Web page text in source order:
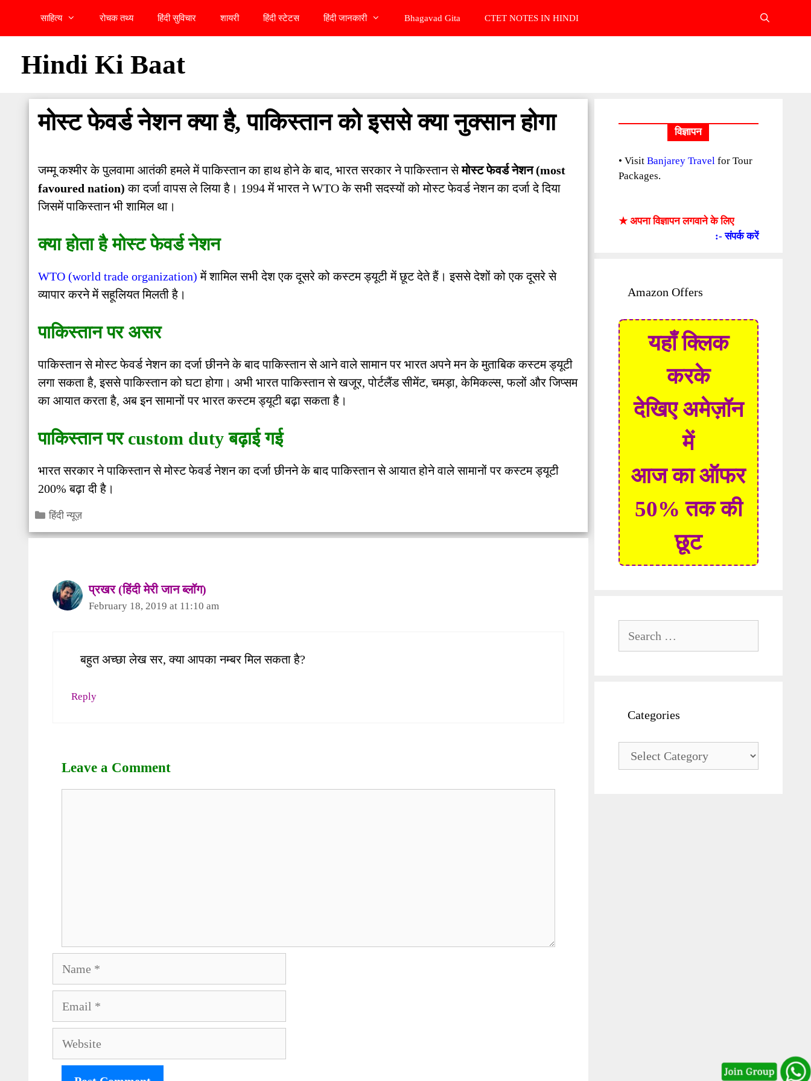
साहित्य रोचक तथ्य हिंदी सुविचार शायरी हिंदी स्टेटस हिंदी जानकारी Bhagavad Gita CTET NOTES IN HINDI
Hindi Ki Baat
मोस्ट फेवर्ड नेशन क्या है, पाकिस्तान को इससे क्या नुक्सान होगा
जम्मू कश्मीर के पुलवामा आतंकी हमले में पाकिस्तान का हाथ होने के बाद, भारत सरकार ने पाकिस्तान सेमोस्ट फेवर्ड नेशन (most
favoured nation) का दर्जा वापस ले लिया है। 1994 मेंं भारत ने WTO के सभी सदस्यों को मोस्ट फेवर्ड नेशन का दर्जा दे दिया
जिसमें पाकिस्तान भी शामिल था।
क्या होता है मोस्ट फेवर्ड नेशन
WTO (world trade organization) में शामिल सभी देश एक दूसरे को कस्टम ड्यूटी में छूट देते हैं। इससे देशों को एक दूसरे से
व्यापार करने में सहूलियत मिलती है।
पाकिस्तान पर असर
पाकिस्तान से मोस्ट फेवर्ड नेशन का दर्जा छीनने के बाद पाकिस्तान से आने वाले सामान पर भारत अपने मन के मुताबिक कस्टम ड्यूटी
लगा सकता है, इससे पाकिस्तान को घटा होगा। अभी भारत पाकिस्तान से खजूर, पोर्टलैंड सीमेंट, चमड़ा, केमिकल्स, फलों और जिप्सम
का आयात करता है, अब इन सामानों पर भारत कस्टम ड्यूटी बढ़ा सकता है।
पाकिस्तान पर custom duty बढ़ाई गई
भारत सरकार ने पाकिस्तान से मोस्ट फेवर्ड नेशन का दर्जा छीनने के बाद पाकिस्तान से आयात होने वाले सामानों पर कस्टम ड्यूटी
200% बढ़ा दी है।
Categories
हिंदी न्यूज़
प्रखर (हिंदी मेरी जान ब्लॉग)
February 18, 2019 at 11:10 am
बहुत अच्छा लेख सर, क्या आपका नम्बर मिल सकता है?
Reply
Leave a Comment
Website
विज्ञापन
• Visit Banjarey Travelfor Tour
Packages.
★ अपना विज्ञापन लगवाने के लिए
:- संपर्क करें
Amazon Offers
यहाँ क्लिक
करके
देखिए अमेज़ॉन
में
आज का ऑफर
50% तक की
छूट
for:
Categories
Categories